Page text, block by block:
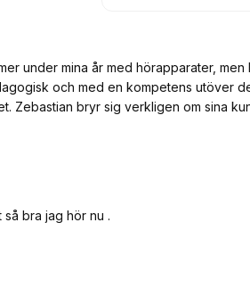
under mina år med hörapparater, men
och med en kompetens utöver det vanliga. Lägg
bryr sig verkligen om sina
mottagning. "Bäst-i-test" enligt mej!
bra jag hör nu .